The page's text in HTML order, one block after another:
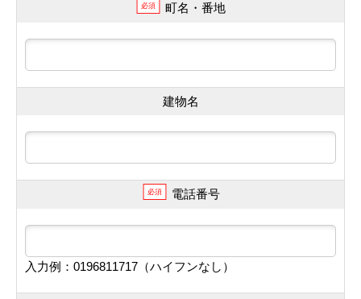
必須 町名・番地
建物名
必須 電話番号
入力例：0196811717（ハイフンなし）